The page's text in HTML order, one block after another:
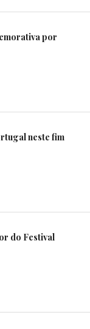
por
neste fim
do Festival